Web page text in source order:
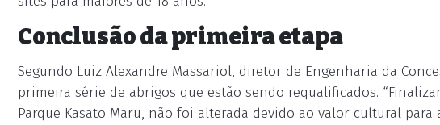
Conclusão da primeira etapa
Segundo Luiz Alexandre Massariol, diretor de Engenharia da
primeira série de abrigos que estão sendo requalificados.
Parque Kasato Maru, não foi alterada devido ao valor cultural